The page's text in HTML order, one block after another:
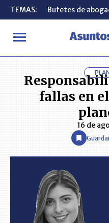
TEMAS: Bufetes de
INICIO ANÁLISIS LINA
TEMAS: Bufetes de
fallas en
16 de